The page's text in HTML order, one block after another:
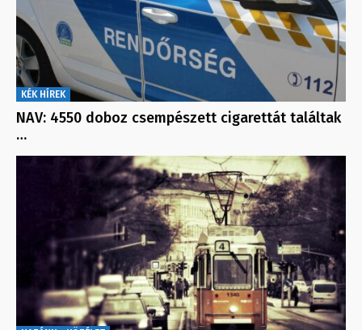
KÉK HÍREK
NAV: 4550 doboz csempészett cigarettát találtak
…